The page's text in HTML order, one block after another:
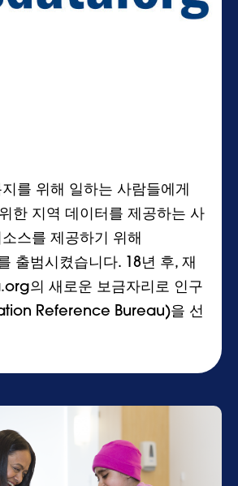
를 위해 일하는 사람들에게
한 지역 데이터를 제공하는 사
스를 제공하기 위해
출범시켰습니다. 18년 후, 재
의 새로운 보금자리로 인구
Reference Bureau)을 선